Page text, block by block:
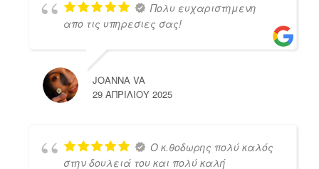
Πολυ ευχαριστημενη
απο τις υπηρεσιες σας!
JOANNA VA
29 ΑΠΡΙΛΊΟΥ 2025
Ο κ.θοδωρης πολύ καλός
στην δουλειά του και πολύ καλή